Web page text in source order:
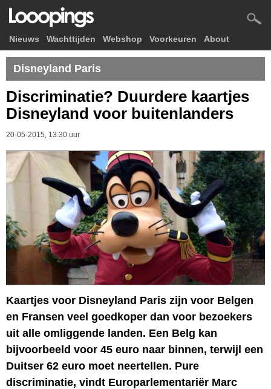
Nieuws Wachttijden Webshop Voorkeuren About
Disneyland Paris
Discriminatie? Duurdere kaartjes
Disneyland voor buitenlanders
20-05-2015, 13.30 uur
Kaartjes voor Disneyland Paris zijn voor Belgen
en Fransen veel goedkoper dan voor bezoekers
uit alle omliggende landen. Een Belg kan
bijvoorbeeld voor 45 euro naar binnen, terwijl een
Duitser 62 euro moet neertellen. Pure
discriminatie, vindt Europarlementariër Marc